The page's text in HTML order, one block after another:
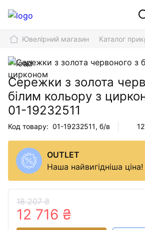
Ювелірний магазин Каталог
Сережки з золота
білим кольору з
01-19232511
Код товару: 01-19232511, б/в
OUTLET
Наша найвигідніша ціна!
18 207 ₴
12 716 ₴